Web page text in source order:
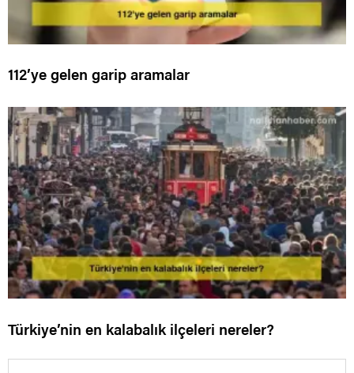
112’ye gelen garip aramalar
Türkiye’nin en kalabalık ilçeleri nereler?